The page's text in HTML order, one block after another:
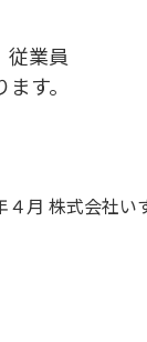
従業員
す。
４月 株式会社い